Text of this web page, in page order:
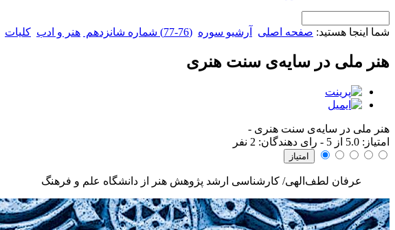
شما اینجا هستید: صفحه اصلی آرشیو سوره (76-77) شماره شانزدهم هنر و ادب کلیات
هنر ملی در سایه‌ی سنت هنری
هنر ملی در سایه‌ی سنت هنری -
امتياز: 5.0 از 5 - رای دهندگان: 2 نفر
عرفان لطف‌الهی/ کارشناسی ارشد پژوهش هنر از دانشگاه علم و فرهنگ